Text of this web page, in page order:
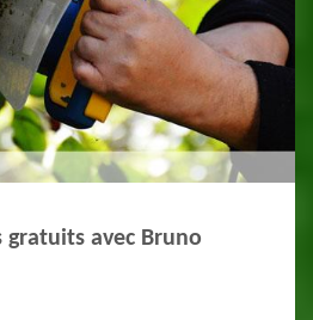
gratuits avec Bruno